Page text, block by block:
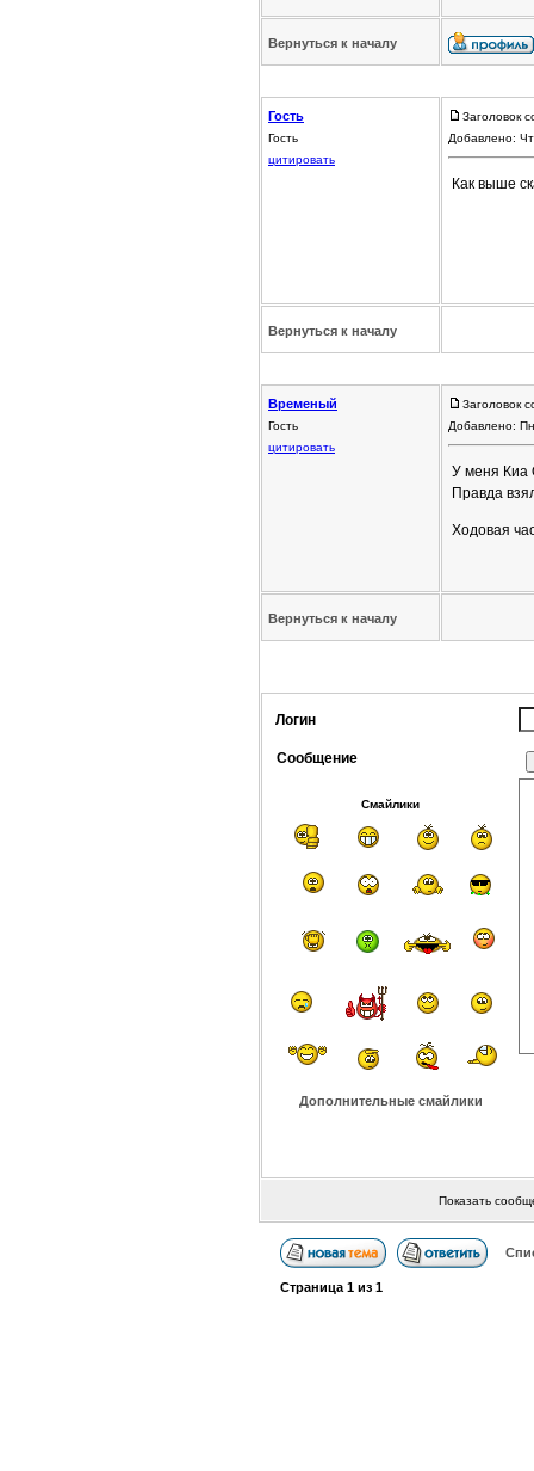
Вернуться к началу
Гость
Гость
цитировать
Заголовок
Добавлено:
Как выше
Вернуться к началу
Временый
Гость
цитировать
Заголовок
Добавлено:
У меня Киа
Правда
Ходовая
Вернуться к началу
Логин
Сообщение
Смайлики
Дополнительные смайлики
Показать
Страница 1из 1